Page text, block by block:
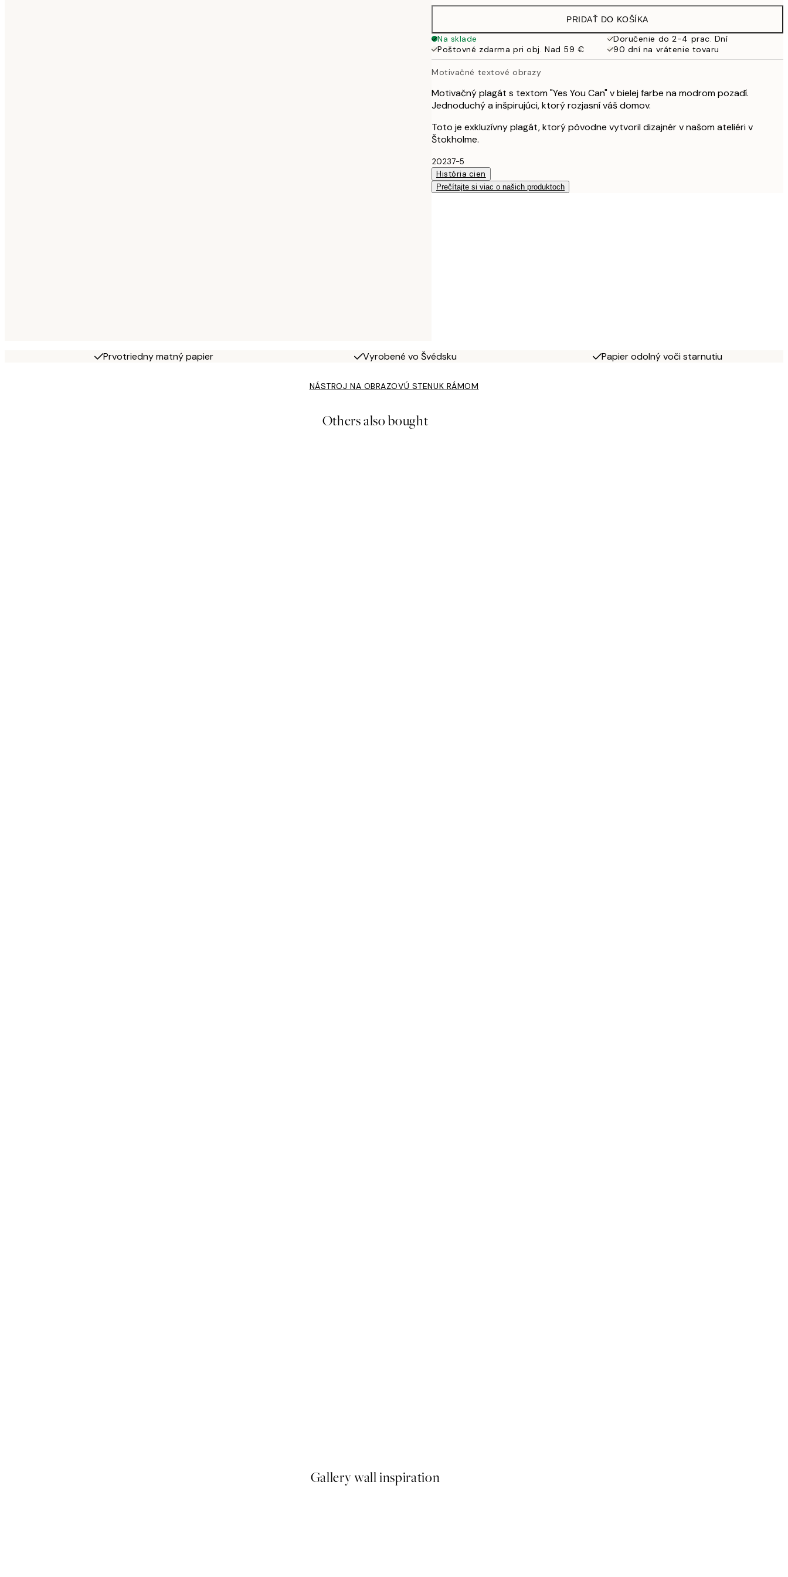
32,45 €
49 €
100x150 cm
119 €
PRIDAŤ DO KOŠÍKA
Na sklade
Doručenie do 2-4 prac. Dní
Poštovné zdarma pri obj. Nad 59 €
90 dní na vrátenie tovaru
Motivačné textové obrazy
Motivačný plagát s textom "Yes You Can" v bielej farbe na modrom pozadí.
Jednoduchý a inšpirujúci, ktorý rozjasní váš domov.
Toto je exkluzívny plagát, ktorý pôvodne vytvoril dizajnér v našom ateliéri v
Štokholme.
20237-5
História cien
Prečítajte si viac o našich produktoch
Prvotriedny matný papier Vyrobené vo Švédsku Papier odolný voči starnutiu
NÁSTROJ NA OBRAZOVÚ STENUK RÁMOM
Others also bought
Gallery wall inspiration